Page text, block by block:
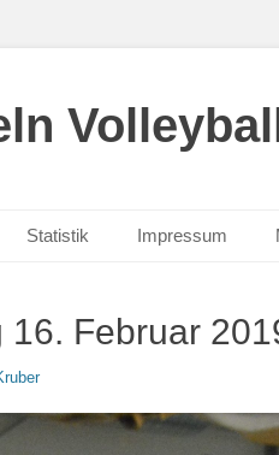
Statistik Impressum
16. Februar